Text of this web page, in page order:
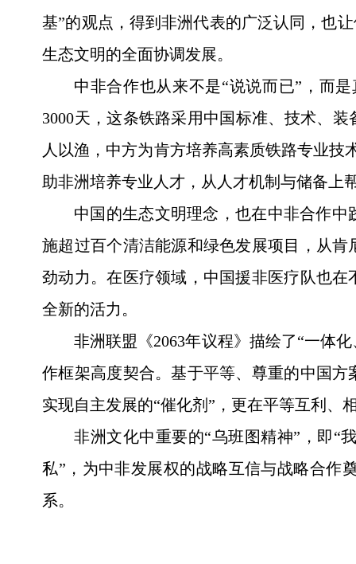
基”的观点，得到非洲代表的广泛认同，也
生态文明的全面协调发展。
中非合作也从来不是“说说而已”，而
3000天，这条铁路采用中国标准、技术、
人以渔，中方为肯方培养高素质铁路专业技
助非洲培养专业人才，从人才机制与储备上
中国的生态文明理念，也在中非合作
施超过百个清洁能源和绿色发展项目，从
劲动力。在医疗领域，中国援非医疗队也
全新的活力。
非洲联盟《2063年议程》描绘了“一体
作框架高度契合。基于平等、尊重的中国
实现自主发展的“催化剂”，更在平等互利、
非洲文化中重要的“乌班图精神”，即“
私”，为中非发展权的战略互信与战略合作
系。